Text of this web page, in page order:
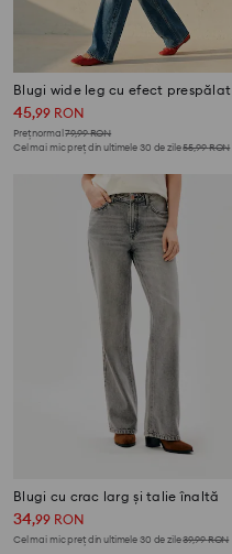
Blugi wide leg cu efect prespălat
45,99 RON
Preț normal79,99RON
Cel mai mic preț din ultimele 30 de zile55,99RON
Blugi cu crac larg și talie înaltă
34,99 RON
Cel mai mic preț din ultimele 30 de zile39,99RON